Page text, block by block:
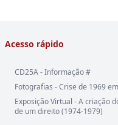
Acesso rápido
CD25A - Informação #
Fotografias - Crise de 1969
Exposição Virtual - A criação
de um direito (1974-1979)